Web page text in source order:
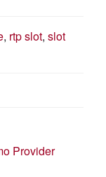
, rtp slot, slot
Provider